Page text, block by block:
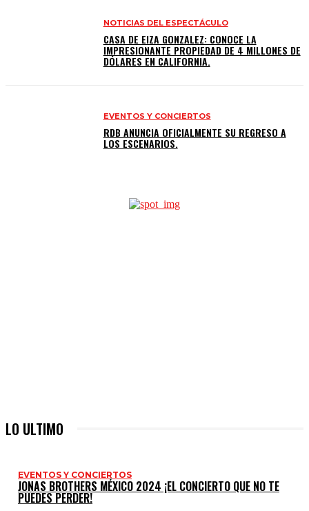
NOTICIAS DEL ESPECTÁCULO
CASA DE EIZA GONZALEZ: CONOCE LA
IMPRESIONANTE PROPIEDAD DE 4 MILLONES DE
DÓLARES EN CALIFORNIA.
EVENTOS Y CONCIERTOS
RDB ANUNCIA OFICIALMENTE SU REGRESO A
LOS ESCENARIOS.
LO ULTIMO
EVENTOS Y CONCIERTOS
JONAS BROTHERS MÉXICO 2024 ¡EL CONCIERTO QUE NO TE
PUEDES PERDER!